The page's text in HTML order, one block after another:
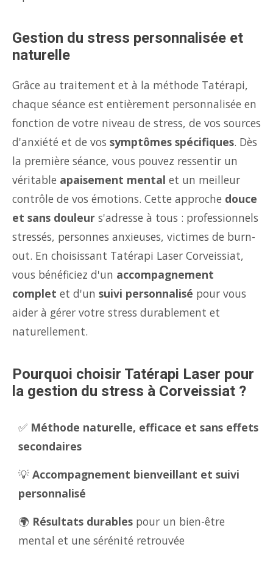
Gestion du stress personnalisée et
naturelle
Grâce au traitement et à la méthode Tatérapi,
chaque séance est entièrement personnalisée en
fonction de votre niveau de stress, de vos sources
d'anxiété et de vos symptômes spécifiques. Dès
la première séance, vous pouvez ressentir un
véritable apaisement mental et un meilleur
contrôle de vos émotions. Cette approche douce
et sans douleur s'adresse à tous : professionnels
stressés, personnes anxieuses, victimes de burn-
out. En choisissant Tatérapi Laser Corveissiat,
vous bénéficiez d'un accompagnement
complet et d'un suivi personnalisé pour vous
aider à gérer votre stress durablement et
naturellement.
Pourquoi choisir Tatérapi Laser pour
la gestion du stress à Corveissiat ?
✅ Méthode naturelle, efficace et sans effets
secondaires
💡 Accompagnement bienveillant et suivi
personnalisé
🌍 Résultats durables pour un bien-être
mental et une sérénité retrouvée